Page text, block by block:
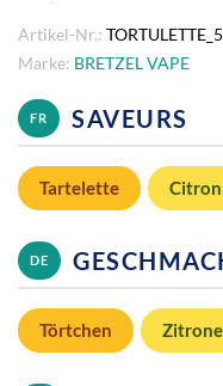
Artikel-Nr.:
Marke: BRETZEL VAPE
FR SAVEURS
Tartelette Citron
DE
Törtchen Zitrone